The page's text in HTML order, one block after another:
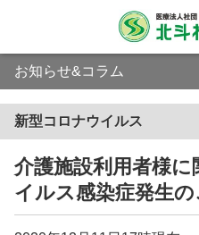
お知らせ&コラム
新型コロナウイルス
介護施設利用者様
イルス感染症発生の